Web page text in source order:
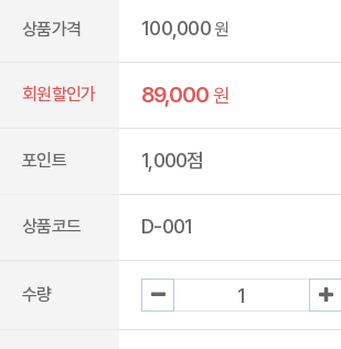
상품가격 100,000 원
회원할인가 89,000원
포인트 1,000점
상품코드 D-001
수량